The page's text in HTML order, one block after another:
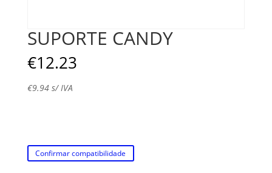
SUPORTE CANDY
€12.23
€9.94s/ IVA
Confirmar compatibilidade